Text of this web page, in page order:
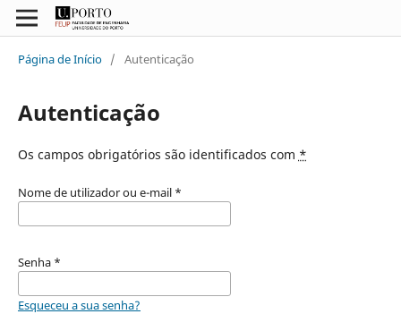
Página de Início / Autenticação
Autenticação
Os campos obrigatórios são identificados com *
Nome de utilizador ou e-mail *
Senha *
Esqueceu a sua senha?